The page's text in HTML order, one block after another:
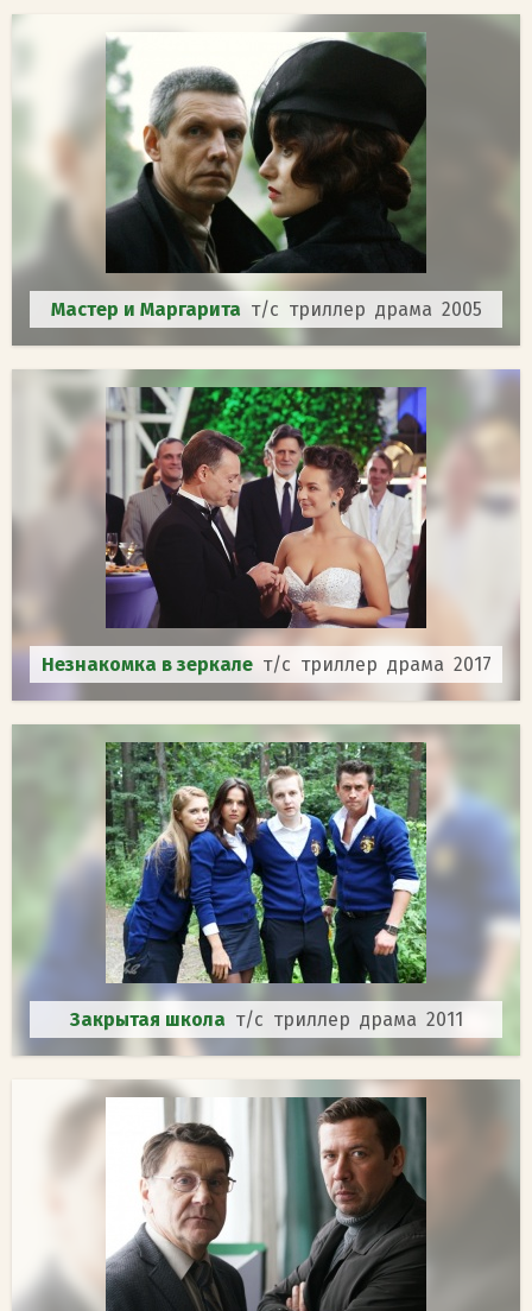
Мастер и Маргарита т/с триллер драма 2005
Незнакомка в зеркале т/с триллер драма 2017
Закрытая школа т/с триллер драма 2011